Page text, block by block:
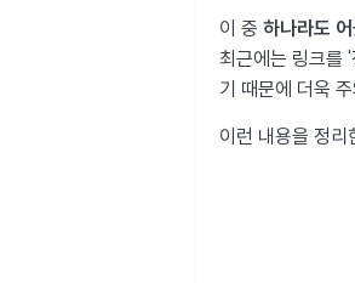
이 중 하나라도
최근에는 링크를
기 때문에 더욱
이런 내용을 정